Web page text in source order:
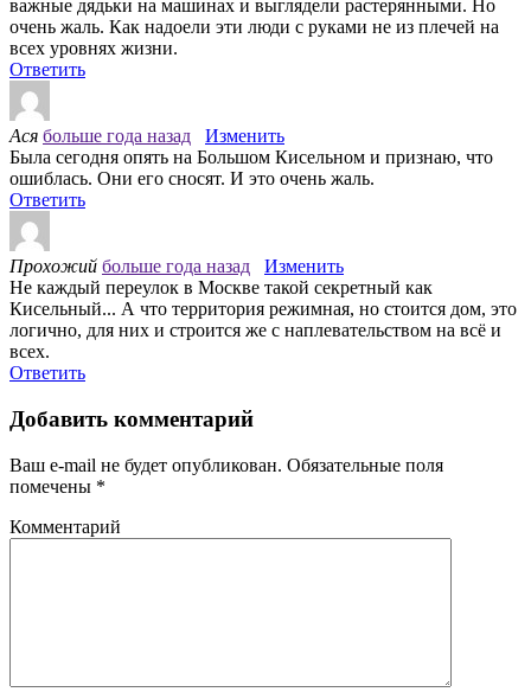
важные дядьки на машинах и выглядели растерянными. Но
очень жаль. Как надоели эти люди с руками не из плечей на
всех уровнях жизни.
Ответить
Ася больше года назад
Изменить
Была сегодня опять на Большом Кисельном и признаю, что
ошиблась. Они его сносят. И это очень жаль.
Ответить
Прохожий больше года назад
Изменить
Не каждый переулок в Москве такой секретный как
Кисельный... А что территория режимная, но стоится дом, это
логично, для них и строится же с наплевательством на всё и
всех.
Ответить
Добавить комментарий
Ваш e-mail не будет опубликован. Обязательные поля
помечены *
Комментарий